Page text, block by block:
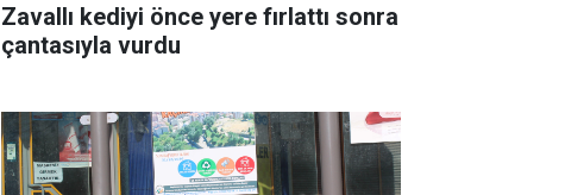
Zavallı kediyi önce yere fırlattı sonra
çantasıyla vurdu